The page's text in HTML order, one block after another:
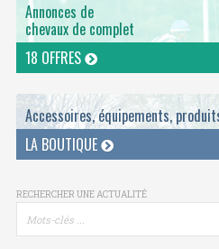
Annonces de
chevaux de complet
18 OFFRES
Accessoires, équipements,
LA BOUTIQUE
RECHERCHER UNE ACTUALITÉ